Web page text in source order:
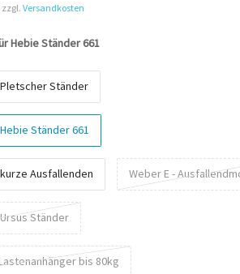
zzgl.Versandkosten
Hebie Ständer 661
Ständer
Ständer 661
Ausfallenden Weber E -
Ständer
bis 80kg